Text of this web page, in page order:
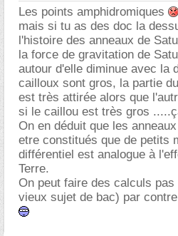
Les points amphidromiques
mais si tu as des doc la
l'histoire des anneaux de
la force de gravitation de
autour d'elle diminue avec la
cailloux sont gros, la partie
est très attirée alors que
si le caillou est très gros
On en déduit que les
etre constitués que de petits
différentiel est analogue à
Terre.
On peut faire des calculs
vieux sujet de bac) par